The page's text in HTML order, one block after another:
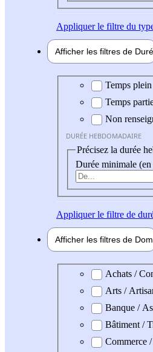
Appliquerle filtre du
Afficher les filtres de
Durée hebdomadaire
Temps plein
Temps
Non
DURÉE HEBDOMADAIRE
Précisez la durée
Durée minimale (en
Appliquerle filtre de
Afficher les filtres de
Domaine professionel
Achats /
Arts /
Banque /
Bâtiment /
Commerce